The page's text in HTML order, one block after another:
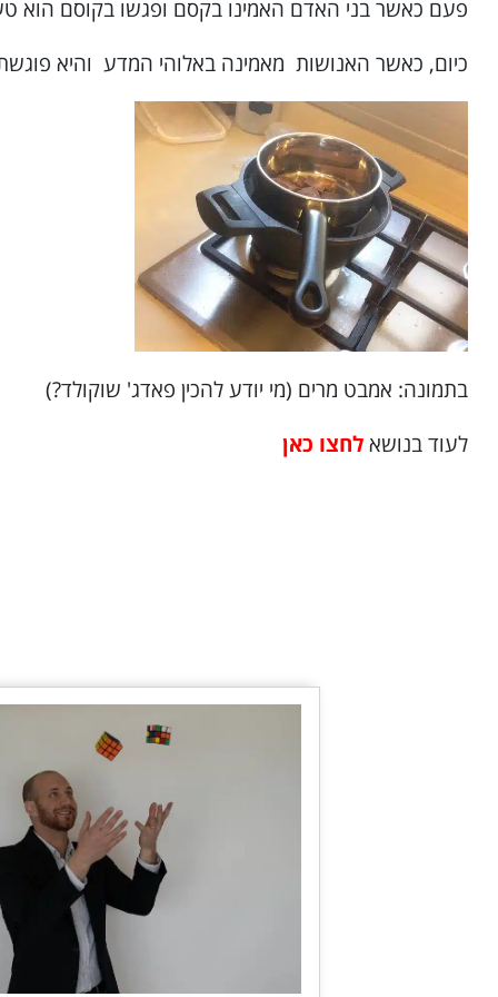
פעם כאשר בני האדם האמינו בקסם ופגשו בקוסם הוא
כיום, כאשר האנושות מאמינה באלוהי המדע והיא
בתמונה: אמבט מרים (מי יודע להכין פאדג' שוקולד?)
לעוד בנושאלחצו כאן